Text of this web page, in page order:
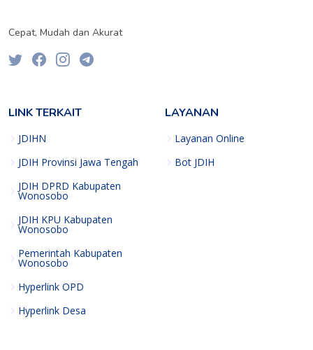
Cepat, Mudah dan Akurat
LINK TERKAIT
JDIHN
JDIH Provinsi Jawa Tengah
JDIH DPRD Kabupaten
Wonosobo
JDIH KPU Kabupaten
Wonosobo
Pemerintah Kabupaten
Wonosobo
Hyperlink OPD
Hyperlink Desa
LAYANAN
Layanan Online
Bot JDIH